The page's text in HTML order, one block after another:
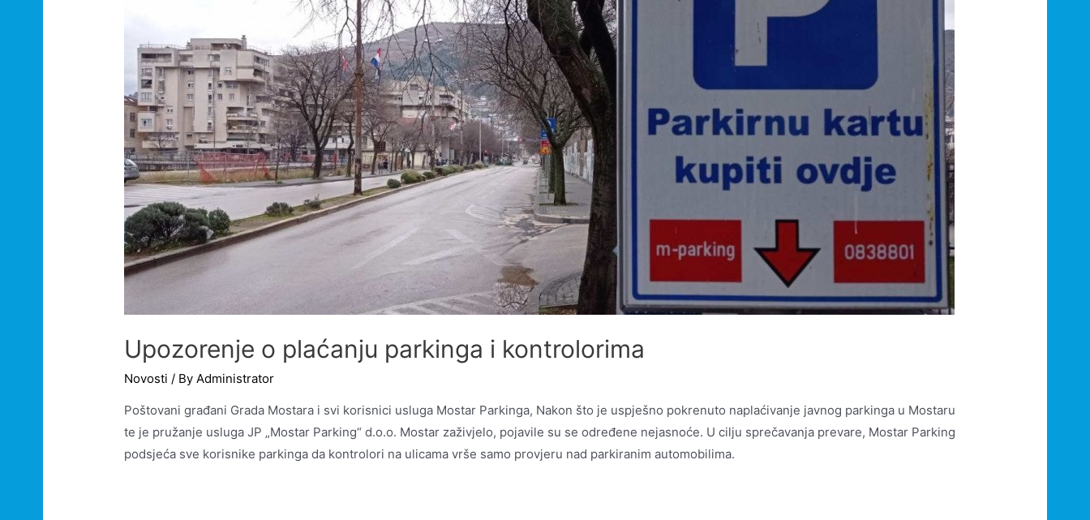
Upozorenje o plaćanju parkinga i kontrolorima
Novosti / By Administrator
Poštovani građani Grada Mostara i svi korisnici usluga Mostar Parkinga, Nakon što je uspješno pokrenuto naplaćivanje javnog parkinga u Mostaru
te je pružanje usluga JP „Mostar Parking“ d.o.o. Mostar zaživjelo, pojavile su se određene nejasnoće. U cilju sprečavanja prevare, Mostar Parking
podsjeća sve korisnike parkinga da kontrolori na ulicama vrše samo provjeru nad parkiranim automobilima.